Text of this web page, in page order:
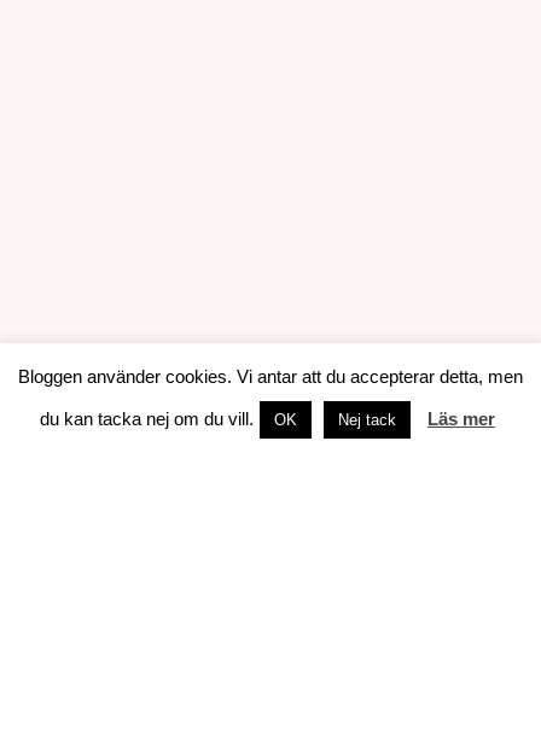
Bloggen använder cookies. Vi antar att du accepterar detta, men
du kan tacka nej om du vill. OK Nej tack Läs mer